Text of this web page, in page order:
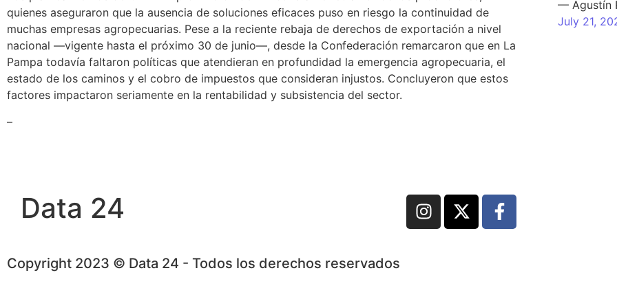
quienes aseguraron que la ausencia de soluciones eficaces puso en riesgo la continuidad de
muchas empresas agropecuarias. Pese a la reciente rebaja de derechos de exportación a nivel
nacional —vigente hasta el próximo 30 de junio—, desde la Confederación remarcaron que en La
Pampa todavía faltaron políticas que atendieran en profundidad la emergencia agropecuaria, el
estado de los caminos y el cobro de impuestos que consideran injustos. Concluyeron que estos
factores impactaron seriamente en la rentabilidad y subsistencia del sector.
–
— Agustín
July 21,
Data 24
Copyright 2023 © Data 24 - Todos los derechos reservados